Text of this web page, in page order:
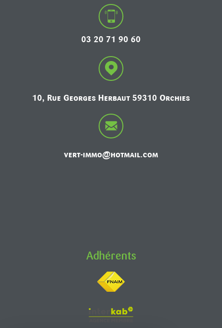
03 20 71 90 60
10, Rue Georges Herbaut 59310 Orchies
vert-immo@hotmail.com
Adhérents